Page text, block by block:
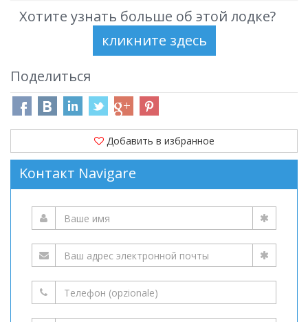
Хотите узнать больше об этой лодке?
Поделиться
Добавить в избранное
Kонтакт Navigare